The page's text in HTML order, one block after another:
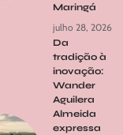
Maringá
julho 28, 2026
Da
tradição à
inovação:
Wander
Aguilera
Almeida
expressa